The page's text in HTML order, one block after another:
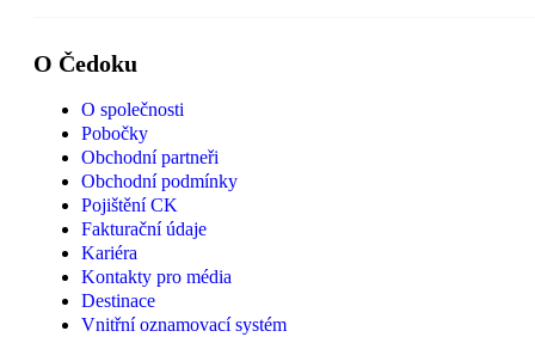
O Čedoku
O společnosti
Pobočky
Obchodní partneři
Obchodní podmínky
Pojištění CK
Fakturační údaje
Kariéra
Kontakty pro média
Destinace
Vnitřní oznamovací systém